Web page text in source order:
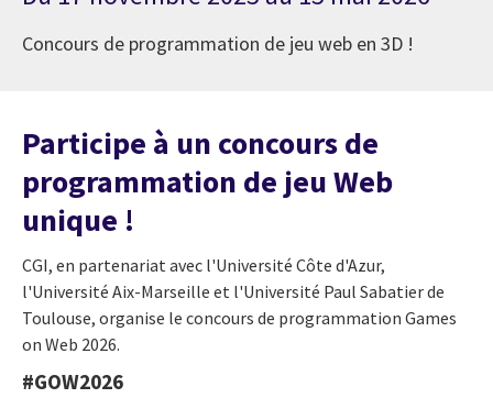
Concours de programmation de jeu web en 3D !
Participe à un concours de
programmation de jeu Web
unique !
CGI, en partenariat avec l'Université Côte d'Azur,
l'Université Aix-Marseille et l'Université Paul Sabatier de
Toulouse, organise le concours de programmation Games
on Web 2026.
#GOW2026